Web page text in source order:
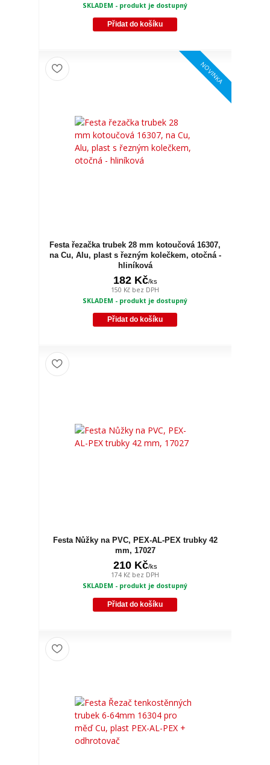
SKLADEM - produkt je dostupný
Přidat do košíku
NOVINKA
Festa řezačka trubek 28 mm kotoučová 16307,
na Cu, Alu, plast s řezným kolečkem, otočná -
hliníková
182 Kč/ks
150 Kč bez DPH
SKLADEM - produkt je dostupný
Přidat do košíku
Festa Nůžky na PVC, PEX-AL-PEX trubky 42
mm, 17027
210 Kč/ks
174 Kč bez DPH
SKLADEM - produkt je dostupný
Přidat do košíku